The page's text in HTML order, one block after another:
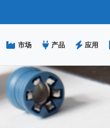
主
内
容
市场 产品 应用